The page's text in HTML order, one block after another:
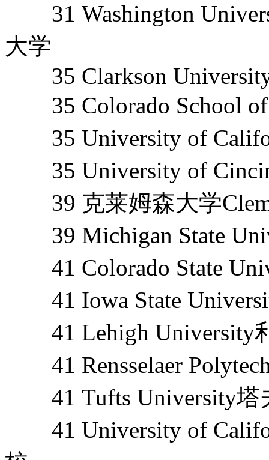
31 Washington
大学
35 Clarkson
35 Colorado School of
35 University of
35 University of
39 克莱姆森大学
39 Michigan State
41 Colorado State
41 Iowa State
41 Lehigh University
41 Rensselaer
41 Tufts University塔
41 University of